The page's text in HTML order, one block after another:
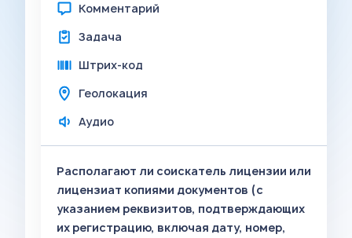
Комментарий
Задача
Штрих-код
Геолокация
Аудио
Располагают ли соискатель лицензии или
лицензиат копиями документов (с
указанием реквизитов, подтверждающих
их регистрацию, включая дату, номер,